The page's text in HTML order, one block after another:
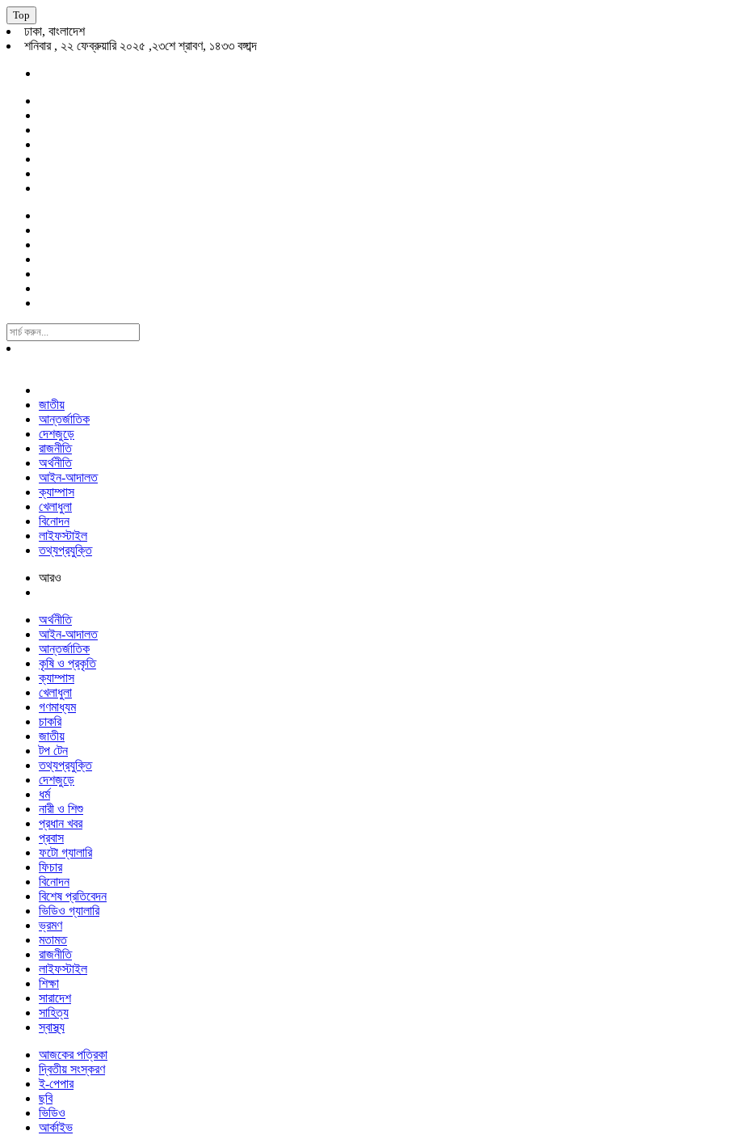
Top
ঢাকা, বাংলাদেশ
শনিবার , ২২ ফেব্রুয়ারি ২০২৫ ,২৩শে শ্রাবণ, ১৪৩৩ বঙ্গাব্দ
Search
For:
জাতীয়
আন্তর্জাতিক
দেশজুড়ে
রাজনীতি
অর্থনীতি
আইন-আদালত
ক্যাম্পাস
খেলাধুলা
বিনোদন
লাইফস্টাইল
তথ্যপ্রযুক্তি
আরও
অর্থনীতি
আইন-আদালত
আন্তর্জাতিক
কৃষি ও প্রকৃতি
ক্যাম্পাস
খেলাধুলা
গণমাধ্যম
চাকরি
জাতীয়
টপ টেন
তথ্যপ্রযুক্তি
দেশজুড়ে
ধর্ম
নারী ও শিশু
প্রধান খবর
প্রবাস
ফটো গ্যালারি
ফিচার
বিনোদন
বিশেষ প্রতিবেদন
ভিডিও গ্যালারি
ভ্রমণ
মতামত
রাজনীতি
লাইফস্টাইল
শিক্ষা
সারাদেশ
সাহিত্য
স্বাস্থ্য
আজকের পত্রিকা
দ্বিতীয় সংস্করণ
ই-পেপার
ছবি
ভিডিও
আর্কাইভ